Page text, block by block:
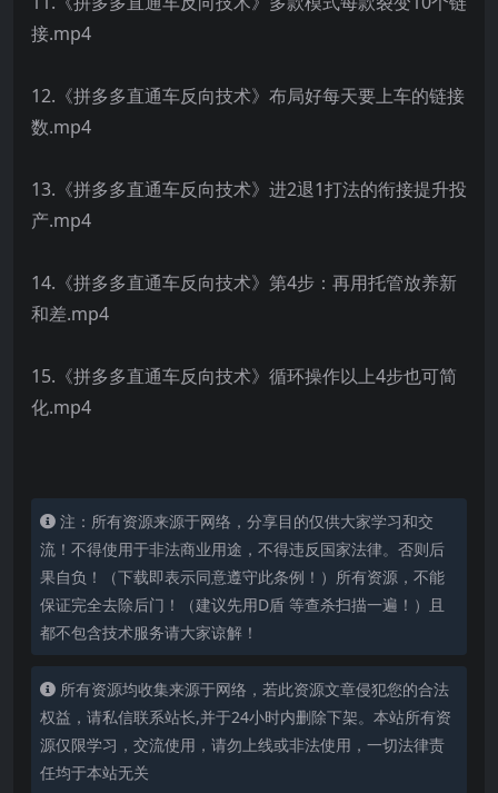
接.mp4
12.《拼多多直通车反向技术》布局好每天要上车的链接
数.mp4
13.《拼多多直通车反向技术》进2退1打法的衔接提升投
产.mp4
14.《拼多多直通车反向技术》第4步：再用托管放养新
和差.mp4
15.《拼多多直通车反向技术》循环操作以上4步也可简
化.mp4
注：所有资源来源于网络，分享目的仅供大家学习和交
流！不得使用于非法商业用途，不得违反国家法律。否则后
果自负！（下载即表示同意遵守此条例！）所有资源，不能
保证完全去除后门！（建议先用D盾 等查杀扫描一遍！）且
都不包含技术服务请大家谅解！
所有资源均收集来源于网络，若此资源文章侵犯您的合法
权益，请私信联系站长,并于24小时内删除下架。本站所有资
源仅限学习，交流使用，请勿上线或非法使用，一切法律责
任均于本站无关